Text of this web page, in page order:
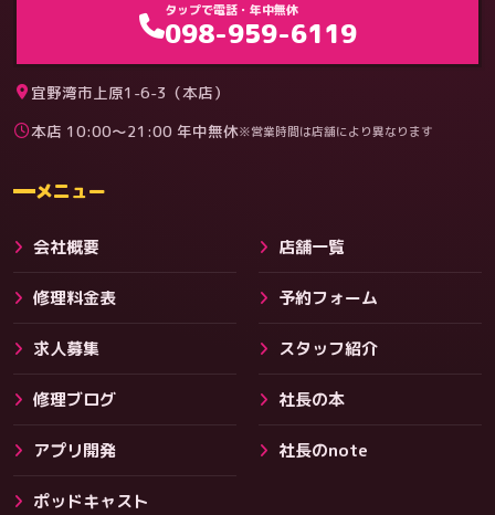
その他サービス
料金
タップで電話・年中無休
098-959-6119
宜野湾市上原1-6-3（本店）
本店 10:00〜21:00 年中無休※営業時間は店舗により異なります
メニュー
会社概要 店舗一覧
修理料金表 予約フォーム
求人募集 スタッフ紹介
修理ブログ 社長の本
アプリ開発 社長のnote
ポッドキャスト